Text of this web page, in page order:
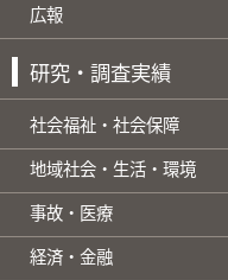
広報
研究・調査実績
社会福祉・社会保障
地域社会・生活・環境
事故・医療
経済・金融